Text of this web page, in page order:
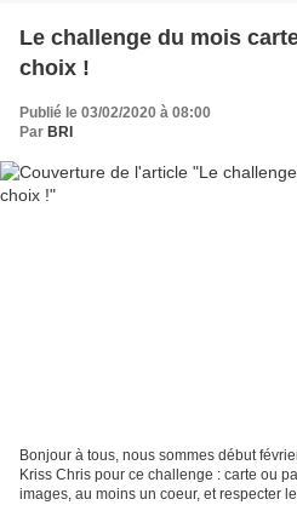
Le challenge du mois
choix !
Publié le 03/02/2020 à 08:00
Par BRI
Bonjour à tous, nous sommes début
Kriss Chris pour ce challenge : carte ou
images, au moins un coeur, et respecter